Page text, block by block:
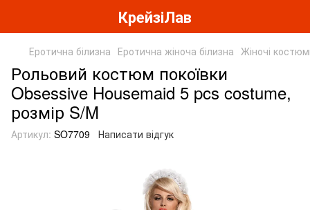
КрейзіЛав
Еротична білизна Еротична жіноча білизна Жіночі
Рольовий костюм покоївки
Obsessive Housemaid 5 pcs costume,
розмір S/M
Артикул: SO7709 Написати відгук